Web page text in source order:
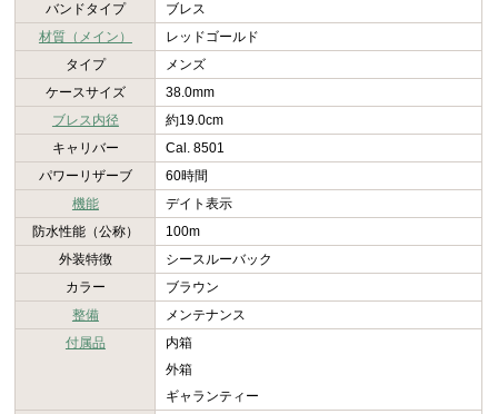
バンドタイプ
ブレス
材質（メイン）
レッドゴールド
タイプ
メンズ
ケースサイズ
38.0mm
ブレス内径
約19.0cm
キャリバー
Cal. 8501
パワーリザーブ
60時間
機能
デイト表示
防水性能（公称）
100m
外装特徴
シースルーバック
カラー
ブラウン
整備
メンテナンス
付属品
内箱
外箱
ギャランティー